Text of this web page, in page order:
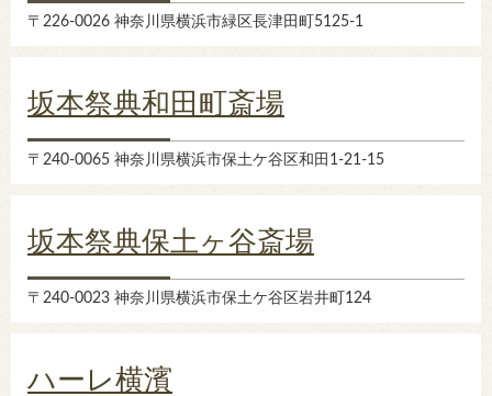
〒226-0026 神奈川県横浜市緑区長津田町5125-1
坂本祭典和田町斎場
〒240-0065 神奈川県横浜市保土ケ谷区和田1-21-15
坂本祭典保土ヶ谷斎場
〒240-0023 神奈川県横浜市保土ケ谷区岩井町124
ハーレ横濱